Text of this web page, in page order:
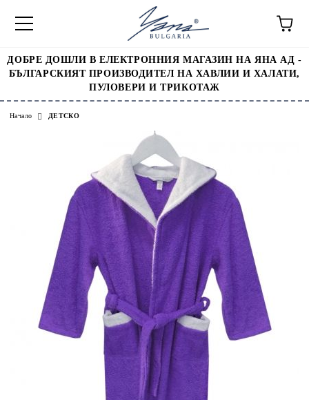
ДОБРЕ ДОШЛИ В ЕЛЕКТРОННИЯ МАГАЗИН НА ЯНА АД -
БЪЛГАРСКИЯТ ПРОИЗВОДИТЕЛ НА ХАВЛИИ И ХАЛАТИ,
ПУЛОВЕРИ И ТРИКОТАЖ
Начало ДЕТСКО